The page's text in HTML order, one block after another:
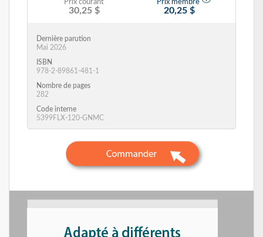
Prix courant
30,25 $
Prix membre
20,25 $
Dernière parution
Mai 2026
ISBN
978-2-89861-481-1
Nombre de pages
282
Code interne
5399FLX-120-GNMC